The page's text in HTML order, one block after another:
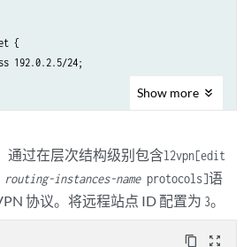
{
192.0.2.5/24;
Show more
通过在层次结构级别包含l2vpn[edit
routing-instances-nameprotocols]语
协议。将远程站点 ID 配置为 3。
content_copy zoom_out_map